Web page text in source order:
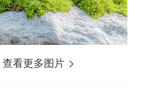
看更多图片